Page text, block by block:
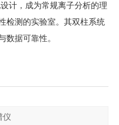
计，成为常规离子分析的理
检测的实验室。其双柱系统
数据可靠性。